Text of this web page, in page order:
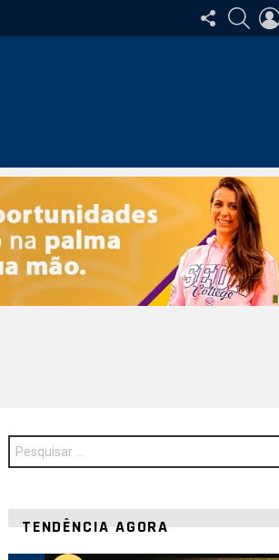
SIGA-
NOS
Procurar
por:
TENDÊNCIA AGORA